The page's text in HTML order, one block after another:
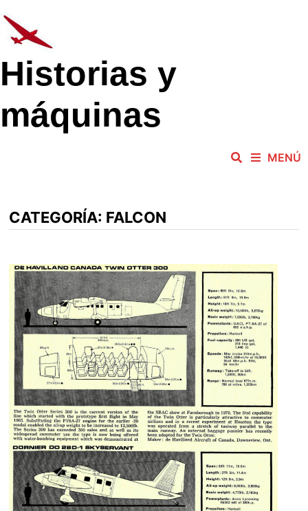
al
contenido
Historias y
máquinas
MENÚ
CATEGORÍA: FALCON